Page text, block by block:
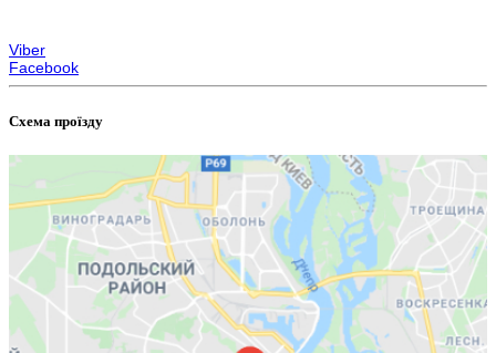
Viber
Facebook
Схема проїзду